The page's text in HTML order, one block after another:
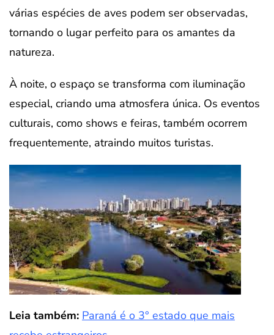
várias espécies de aves podem ser observadas,
tornando o lugar perfeito para os amantes da
natureza.
À noite, o espaço se transforma com iluminação
especial, criando uma atmosfera única. Os eventos
culturais, como shows e feiras, também ocorrem
frequentemente, atraindo muitos turistas.
Leia também: Paraná é o 3° estado que mais